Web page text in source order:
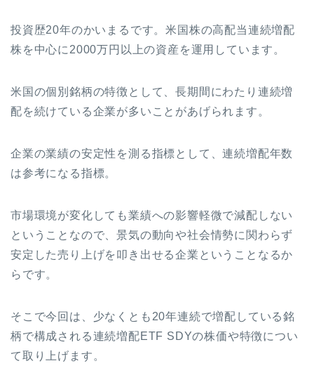
投資歴20年のかいまるです。米国株の高配当連続増配
株を中心に2000万円以上の資産を運用しています。
米国の個別銘柄の特徴として、長期間にわたり連続増
配を続けている企業が多いことがあげられます。
企業の業績の安定性を測る指標として、連続増配年数
は参考になる指標。
市場環境が変化しても業績への影響軽微で減配しない
ということなので、景気の動向や社会情勢に関わらず
安定した売り上げを叩き出せる企業ということなるか
らです。
そこで今回は、少なくとも20年連続で増配している銘
柄で構成される連続増配ETF SDYの株価や特徴につい
て取り上げます。